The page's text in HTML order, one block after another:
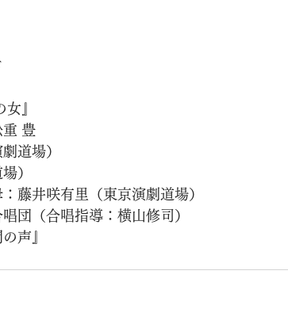
』
重 豊
道場）
）
藤井咲有里（東京演劇道場）
団（合唱指導：横山修司）
声』